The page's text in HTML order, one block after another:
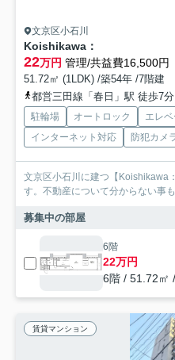
文京区小石川
Koishikawa：
22万円 管理/共益費16,500円
51.72㎡ (1LDK) /築54年 /7階建
都営三田線「春日」駅 徒歩7分
駐輪場 オートロック エレ
インターネット対応
防犯カメ
文京区小石川に建つ【Koishikawa
す。不動産について分からない事
募集中の部屋
6階
22万円
6階 / 51.72㎡
賃貸マンション